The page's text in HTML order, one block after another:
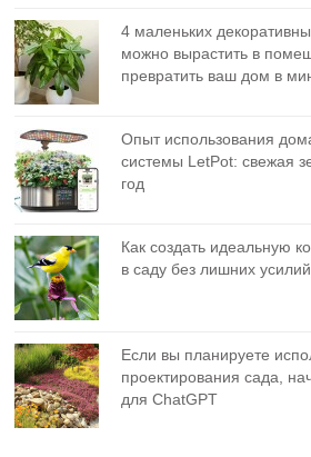
4 маленьких
можно вырастить в
превратить ваш дом в
Опыт использования
системы LetPot: свежая
год
Как создать идеальную
в саду без лишних усилий
Если вы планируете
проектирования сада,
для ChatGPT